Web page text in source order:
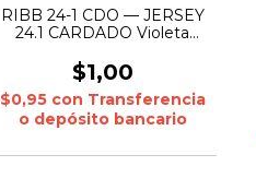
RIBB 24-1 CDO — JERSEY
24.1 CARDADO Violeta
CARDADO Melange claro:
5% 1kg
$1,00
$0,95 con Transferencia
o depósito bancario